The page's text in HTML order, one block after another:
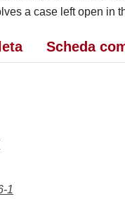
a case left open in
Scheda
1